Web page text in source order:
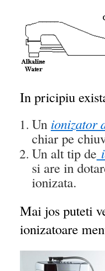
In pricipiu
Un ionizator
chiar pe
Un alt tip de
si are in
ionizata.
Mai jos puteti
ionizatoare